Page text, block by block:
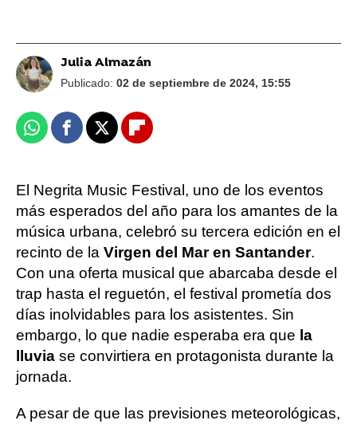
Julia Almazán
Publicado: 02 de septiembre de 2024, 15:55
WhatsappFacebook
X Flipboard
El Negrita Music Festival, uno de los eventos
más esperados del año para los amantes de la
música urbana, celebró su tercera edición en el
recinto de la Virgen del Mar en Santander.
Con una oferta musical que abarcaba desde el
trap hasta el reguetón, el festival prometía dos
días inolvidables para los asistentes. Sin
embargo, lo que nadie esperaba era que la
lluvia se convirtiera en protagonista durante la
jornada.
A pesar de que las previsiones meteorológicas,